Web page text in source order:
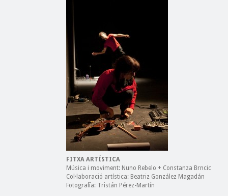
FITXA ARTÍSTICA
Música i moviment: Nuno Rebelo + Constanza Brncic
Col·laboració artística: Beatriz González Magadán
Fotografía: Tristán Pérez-Martín